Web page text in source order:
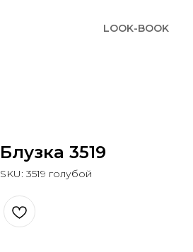
LOOK-BOOK
Блузка 3519
SKU: 3519 голубой